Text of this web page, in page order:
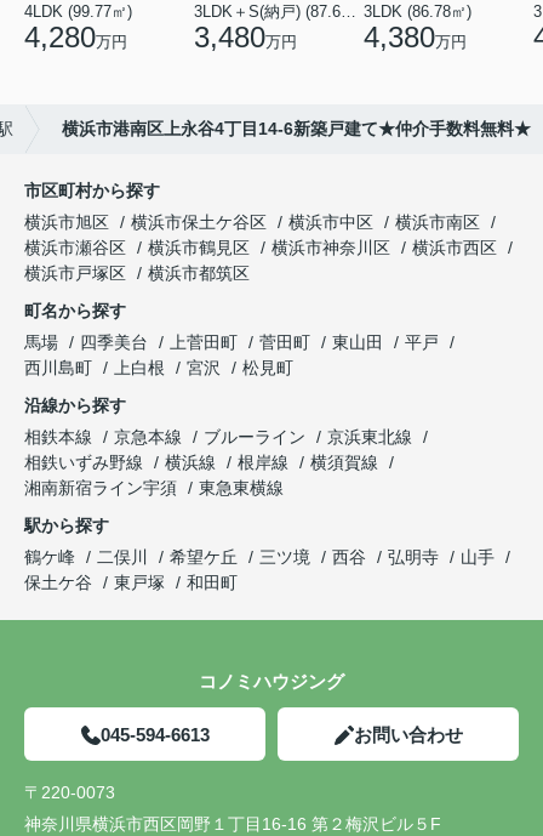
4LDK (99.77㎡)
4,280万円
3LDK＋S(納戸) (87.61㎡)
3,480万円
3LDK (86.78㎡)
4,380万円
横浜市港南区上永谷4丁目14-6新築戸建て★仲介手数料無料★
市区町村から探す
横浜市旭区
横浜市保土ケ谷区 横浜市中区
横浜市南区
横浜市瀬谷区
横浜市鶴見区 横浜市神奈川区
横浜市西区
横浜市戸塚区
横浜市都筑区
町名から探す
馬場
四季美台 上菅田町 菅田町 東山田
平戸
西川島町
上白根 宮沢
松見町
沿線から探す
相鉄本線
京急本線 ブルーライン
京浜東北線
相鉄いずみ野線
横浜線 根岸線
横須賀線
湘南新宿ライン宇須
東急東横線
駅から探す
鶴ケ峰
二俣川 希望ケ丘 三ツ境 西谷 弘明寺
山手
保土ケ谷
東戸塚 和田町
コノミハウジング
045-594-6613 お問い合わせ
〒220-0073
神奈川県横浜市西区岡野１丁目16-16 第２梅沢ビル５F